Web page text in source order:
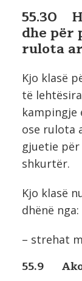
55.30
dhe për
rulota
Kjo klasë
të
kampingje
ose rulota
gjuetie
shkurtër.
Kjo klasë
dhënë nga:
– strehat
55.9